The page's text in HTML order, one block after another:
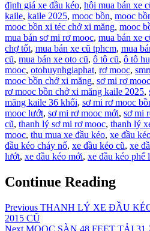
định giá xe đầu kéo, hội mua bán xe
kaile, kaile 2025, mooc bồn, mooc
mooc bồn xi téc chở xi măng, mooc
mua bán sơ mi rơ mooc, mua bán xe
chợ tốt, mua bán xe cũ tphcm, mua
cũ, mua bán xe oto cũ, ô tô cũ, ô tô
mooc, otohuynhgiaphat, rơ mooc,
mooc bồn chở xi măng, sơ mi rơ
rơ mooc bồn chở xi măng kaile 2025,
măng kaile 36 khối, sơ mi rơ mooc
mooc lướt, sơ mi rơ mooc mới, sơ mi
cũ, thanh lý sơ mi rơ mooc, thanh lý
mooc, thu mua xe đầu kéo, xe đầu
đầu kéo cháy nổ, xe đầu kéo cũ, xe
lướt, xe đầu kéo mới, xe đầu kéo phế
Continue Reading
Previous THANH LÝ XE ĐẦU
2015 CŨ